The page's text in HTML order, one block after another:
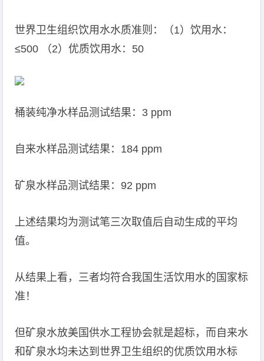
世界卫生组织饮用水水质准则：（1）饮用水：
≤500 （2）优质饮用水：50
桶装纯净水样品测试结果：3 ppm
自来水样品测试结果：184 ppm
矿泉水样品测试结果：92 ppm
上述结果均为测试笔三次取值后自动生成的平均
值。
从结果上看，三者均符合我国生活饮用水的国家标
准！
但矿泉水放美国供水工程协会就是超标，而自来水
和矿泉水均未达到世界卫生组织的优质饮用水标